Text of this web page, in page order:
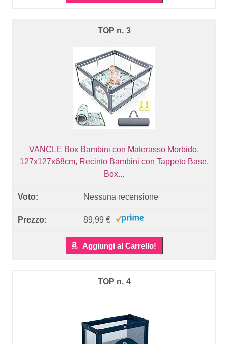
3
VANCLE Box Bambini con Materasso Morbido,
127x127x68cm, Recinto Bambini con Tappeto Base,
Box...
Nessuna recensione
89,99 €
Aggiungi al Carrello!
4